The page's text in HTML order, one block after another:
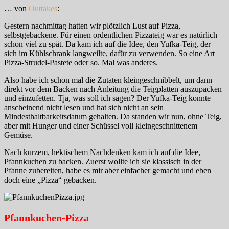
… von Outtakes:
Gestern nachmittag hatten wir plötzlich Lust auf Pizza,
selbstgebackene. Für einen ordentlichen Pizzateig war es natürlich
schon viel zu spät. Da kam ich auf die Idee, den Yufka-Teig, der
sich im Kühlschrank langweilte, dafür zu verwenden. So eine Art
Pizza-Strudel-Pastete oder so. Mal was anderes.
Also habe ich schon mal die Zutaten kleingeschnibbelt, um dann
direkt vor dem Backen nach Anleitung die Teigplatten auszupacken
und einzufetten. Tja, was soll ich sagen? Der Yufka-Teig konnte
anscheinend nicht lesen und hat sich nicht an sein
Mindesthaltbarkeitsdatum gehalten. Da standen wir nun, ohne Teig,
aber mit Hunger und einer Schüssel voll kleingeschnittenem
Gemüse.
Nach kurzem, hektischem Nachdenken kam ich auf die Idee,
Pfannkuchen zu backen. Zuerst wollte ich sie klassisch in der
Pfanne zubereiten, habe es mir aber einfacher gemacht und eben
doch eine „Pizza“ gebacken.
Pfannkuchen-Pizza